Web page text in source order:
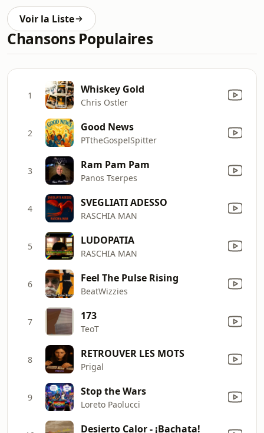
Voir la Liste
Chansons Populaires
1 Whiskey Gold
Chris Ostler
2 Good News
PTtheGospelSpitter
3 Ram Pam Pam
Panos Tserpes
4 SVEGLIATI ADESSO
RASCHIA MAN
5 LUDOPATIA
RASCHIA MAN
6 Feel The Pulse Rising
BeatWizzies
7 173
TeoT
8 RETROUVER LES MOTS
Prigal
9 Stop the Wars
Loreto Paolucci
Desierto Calor - ¡Bachata!